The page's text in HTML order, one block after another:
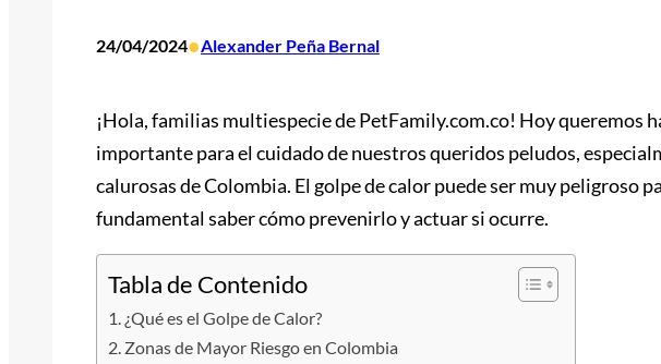
24/04/2024•Alexander Peña Bernal
¡Hola, familias multiespecie de PetFamily.com.co! Hoy queremos
importante para el cuidado de nuestros queridos peludos,
calurosas de Colombia. El golpe de calor puede ser muy peligroso
fundamental saber cómo prevenirlo y actuar si ocurre.
Tabla de Contenido
¿Qué es el Golpe de Calor?
Zonas de Mayor Riesgo en Colombia